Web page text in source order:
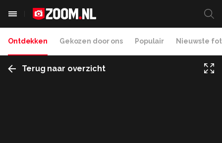
Ontdekken Gekozen door ons Populair Nieuwste
Terug naar overzicht